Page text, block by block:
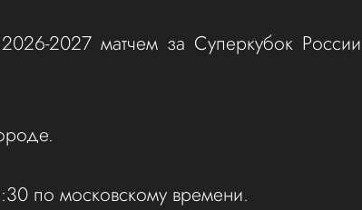
2027 матчем за Суперкубок России
по московскому времени.